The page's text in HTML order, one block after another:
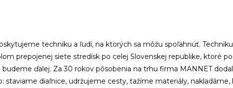
techniku a ľudí, na ktorých sa môžu spoľahnúť.
prepojenej siete stredísk po celej Slovenskej republike, ktoré
ďalej. Za 30 rokov pôsobenia na trhu firma MANNET
diaľnice, udržujeme cesty, ťažíme materiály,